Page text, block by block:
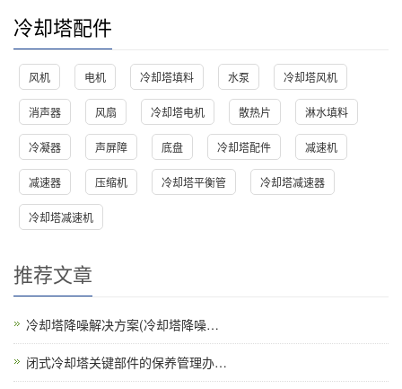
冷却塔配件
风机 电机 冷却塔填料 水泵 冷却塔风机
消声器 风扇 冷却塔电机 散热片 淋水填料
冷凝器 声屏障 底盘 冷却塔配件 减速机
减速器 压缩机 冷却塔平衡管 冷却塔减速器
冷却塔减速机
推荐文章
冷却塔降噪解决方案(冷却塔降噪…
闭式冷却塔关键部件的保养管理办…